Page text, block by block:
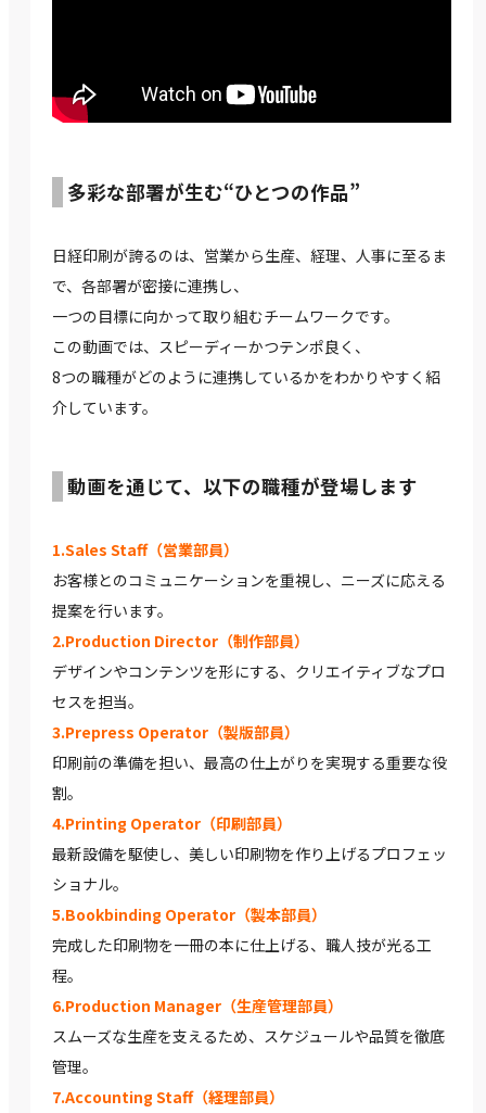
多彩な部署が生む“ひとつの作品”
日経印刷が誇るのは、営業から生産、経理、人事に至るま
で、各部署が密接に連携し、
一つの目標に向かって取り組むチームワークです。
この動画では、スピーディーかつテンポ良く、
8つの職種がどのように連携しているかをわかりやすく紹
介しています。
動画を通じて、以下の職種が登場します
1.Sales Staff（営業部員）
お客様とのコミュニケーションを重視し、ニーズに応える
提案を行います。
2.Production Director（制作部員）
デザインやコンテンツを形にする、クリエイティブなプロ
セスを担当。
3.Prepress Operator（製版部員）
印刷前の準備を担い、最高の仕上がりを実現する重要な役
割。
4.Printing Operator（印刷部員）
最新設備を駆使し、美しい印刷物を作り上げるプロフェッ
ショナル。
5.Bookbinding Operator（製本部員）
完成した印刷物を一冊の本に仕上げる、職人技が光る工
程。
6.Production Manager（生産管理部員）
スムーズな生産を支えるため、スケジュールや品質を徹底
管理。
7.Accounting Staff（経理部員）